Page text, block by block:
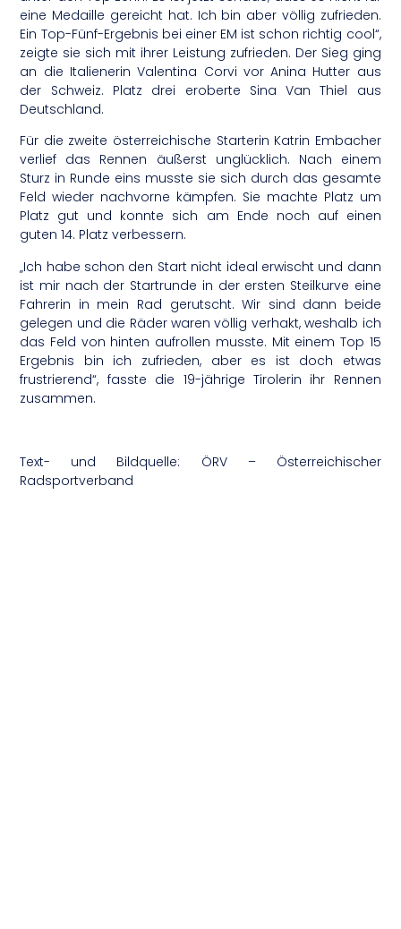
eine Medaille gereicht hat. Ich bin aber völlig zufrieden.
Ein Top-Fünf-Ergebnis bei einer EM ist schon richtig cool“,
zeigte sie sich mit ihrer Leistung zufrieden. Der Sieg ging
an die Italienerin Valentina Corvi vor Anina Hutter aus
der Schweiz. Platz drei eroberte Sina Van Thiel aus
Deutschland.
Für die zweite österreichische Starterin Katrin Embacher
verlief das Rennen äußerst unglücklich. Nach einem
Sturz in Runde eins musste sie sich durch das gesamte
Feld wieder nachvorne kämpfen. Sie machte Platz um
Platz gut und konnte sich am Ende noch auf einen
guten 14. Platz verbessern.
„Ich habe schon den Start nicht ideal erwischt und dann
ist mir nach der Startrunde in der ersten Steilkurve eine
Fahrerin in mein Rad gerutscht. Wir sind dann beide
gelegen und die Räder waren völlig verhakt, weshalb ich
das Feld von hinten aufrollen musste. Mit einem Top 15
Ergebnis bin ich zufrieden, aber es ist doch etwas
frustrierend“, fasste die 19-jährige Tirolerin ihr Rennen
zusammen.
Text- und Bildquelle: ÖRV – Österreichischer
Radsportverband